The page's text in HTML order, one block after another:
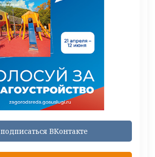
подписаться ВКонтакте